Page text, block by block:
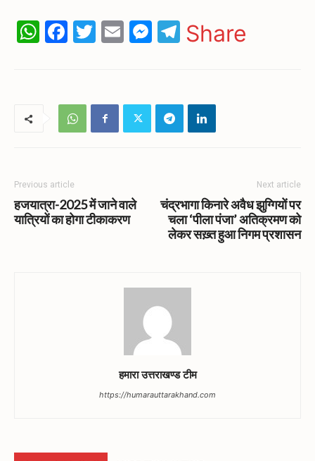
WhatsApp
Facebook
Twitter
EmailMessenger
Telegram
Share
Previous article
हजयात्रा-2025 में जाने वाले
यात्रियों का होगा टीकाकरण
Next article
चंद्रभागा किनारे अवैध झुग्गियों पर
चला ‘पीला पंजा’ अतिक्रमण को
लेकर सख़्त हुआ निगम प्रशासन
हमारा उत्तराखण्ड टीम
https://humarauttarakhand.com